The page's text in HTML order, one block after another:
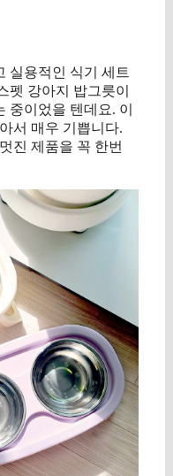
실용적인 식기 세트
펫 강아지 밥그릇이
중이었을 텐데요. 이
서 매우 기쁩니다.
진 제품을 꼭 한번